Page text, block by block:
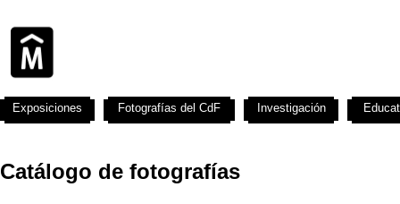
Catálogo de fotografías
Exposiciones Fotografías del CdF Investigación